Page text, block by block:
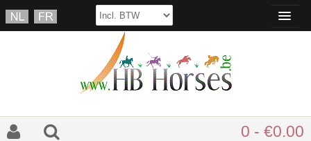
0 - €0.00